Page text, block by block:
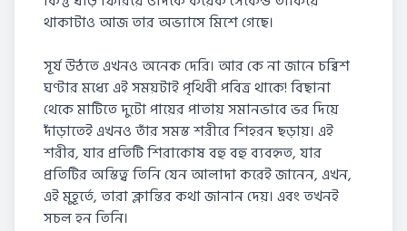
থাকাটাও আজ তার অভ্যাসে মিশে গেছে।
সূর্য উঠতে এখনও অনেক দেরি। আর কে না জানে চব্বিশ
ঘণ্টার মধ্যে এই সময়টাই পৃথিবী পবিত্র থাকে! বিছানা
থেকে মাটিতে দুটো পায়ের পাতায় সমানভাবে ভর দিয়ে
দাঁড়াতেই এখনও তাঁর সমস্ত শরীরে শিহরন ছড়ায়। এই
শরীর, যার প্রতিটি শিরাকোষ বহু বহু ব্যবহৃত, যার
প্রতিটির অস্তিত্ব তিনি যেন আলাদা করেই জানেন, এখন,
এই মুহূর্তে, তারা ক্লান্তির কথা জানান দেয়। এবং তখনই
সচল হন তিনি।